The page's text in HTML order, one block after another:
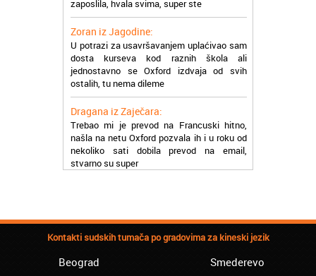
Zoran iz Jagodine:
U potrazi za usavršavanjem uplaćivao sam
dosta kurseva kod raznih škola ali
jednostavno se Oxford izdvaja od svih
ostalih, tu nema dileme
Dragana iz Zaječara:
Trebao mi je prevod na Francuski hitno,
našla na netu Oxford pozvala ih i u roku od
nekoliko sati dobila prevod na email,
stvarno su super
postojite, Hvala Vam
Natasa iz Kraljeva:
Najbolji knjigovodstveni program! Sa
lakoćom sam savladala tromesečni kurs
Kontakti sudskih tumača po gradovima za kineski jezik
Beograd
Smederevo